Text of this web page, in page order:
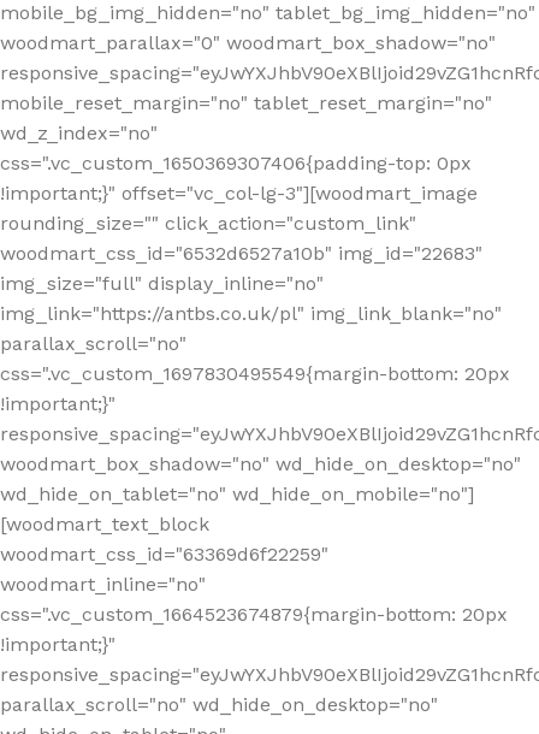
mobile_bg_img_hidden="no" tablet_bg_img_hidden="no"
woodmart_parallax="0" woodmart_box_shadow="no"
mobile_reset_margin="no" tablet_reset_margin="no"
wd_z_index="no"
css=".vc_custom_1650369307406{padding-top: 0px
!important;}" offset="vc_col-lg-3"][woodmart_image
rounding_size="" click_action="custom_link"
woodmart_css_id="6532d6527a10b" img_id="22683"
img_size="full" display_inline="no"
img_link="https://antbs.co.uk/pl" img_link_blank="no"
parallax_scroll="no"
css=".vc_custom_1697830495549{margin-bottom: 20px
!important;}"
woodmart_box_shadow="no" wd_hide_on_desktop="no"
wd_hide_on_tablet="no" wd_hide_on_mobile="no"]
[woodmart_text_block
woodmart_css_id="63369d6f22259"
woodmart_inline="no"
css=".vc_custom_1664523674879{margin-bottom: 20px
!important;}"
parallax_scroll="no" wd_hide_on_desktop="no"